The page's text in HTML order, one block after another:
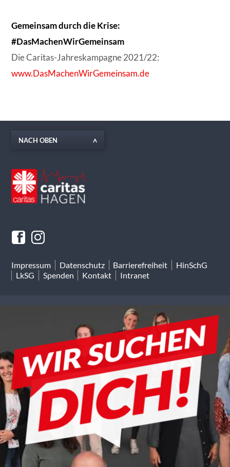
Gemeinsam durch die Krise:
#DasMachenWirGemeinsam
Die Caritas-Jahreskampagne 2021/22:
www.DasMachenWirGemeinsam.de
NACH OBEN
Impressum Datenschutz Barrierefreiheit
HinSchG
LkSG
Spenden Kontakt Intranet